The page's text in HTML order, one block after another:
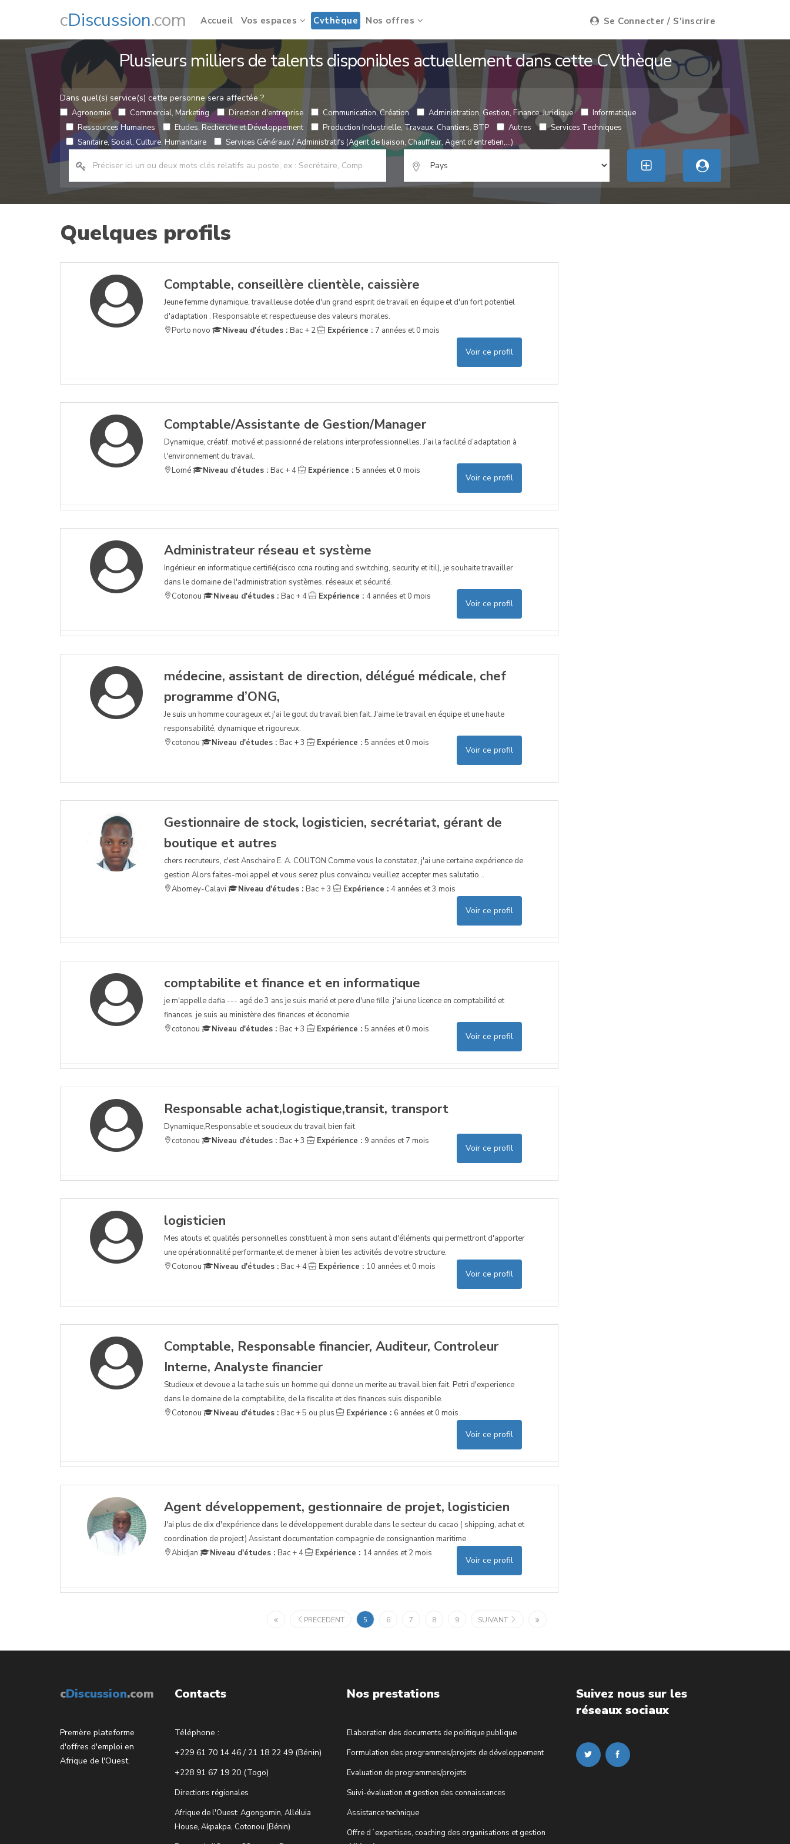
cDiscussion.com Accueil Vos espaces Cvthèque Nos offres Se Connecter / S'inscrire
Plusieurs milliers de talents disponibles actuellement dans cette CVthèque
Dans quel(s) service(s) cette personne sera affectée ?
Agronomie Commercial, Marketing Direction d'entreprise Communication, Création Administration, Gestion, Finance, Juridique
Informatique
Ressources Humaines
Etudes, Recherche et Développement Production Industrielle, Travaux, Chantiers, BTP Autres
Services Techniques
Sanitaire, Social, Culture, Humanitaire
Services Généraux / Administratifs (Agent de liaison, Chauffeur, Agent d'entretien,...)
Quelques profils
Comptable, conseillère clientèle, caissière
Jeune femme dynamique, travailleuse dotée d'un grand esprit de travail en équipe et d'un fort potentiel
d'adaptation . Responsable et respectueuse des valeurs morales.
Porto novo
Niveau d'études : Bac + 2 Expérience : 7 années et 0 mois
Voir ce profil
Comptable/Assistante de Gestion/Manager
Dynamique, créatif, motivé et passionné de relations interprofessionnelles. J’ai la facilité d’adaptation à
l'environnement du travail.
Lomé
Niveau d'études : Bac + 4 Expérience : 5 années et 0 mois
Voir ce profil
Administrateur réseau et système
Ingénieur en informatique certifié(cisco ccna routing and switching, security et itil), je souhaite travailler
dans le domaine de l'administration systèmes, réseaux et sécurité.
Cotonou
Niveau d'études : Bac + 4 Expérience : 4 années et 0 mois
Voir ce profil
médecine, assistant de direction, délégué médicale, chef
programme d’ONG,
Je suis un homme courageux et j'ai le gout du travail bien fait. J'aime le travail en équipe et une haute
responsabilité, dynamique et rigoureux.
cotonou
Niveau d'études : Bac + 3 Expérience : 5 années et 0 mois
Voir ce profil
Gestionnaire de stock, logisticien, secrétariat, gérant de
boutique et autres
chers recruteurs, c'est Anschaire E. A. COUTON Comme vous le constatez, j'ai une certaine expérience de
gestion Alors faites-moi appel et vous serez plus convaincu veuillez accepter mes salutatio...
Abomey-Calavi
Niveau d'études : Bac + 3 Expérience : 4 années et 3 mois
Voir ce profil
comptabilite et finance et en informatique
je m'appelle dafia --- agé de 3 ans je suis marié et pere d'une fille. j'ai une licence en comptabilité et
finances. je suis au ministère des finances et économie.
cotonou
Niveau d'études : Bac + 3 Expérience : 5 années et 0 mois
Voir ce profil
Responsable achat,logistique,transit, transport
Dynamique,Responsable et soucieux du travail bien fait
cotonou
Niveau d'études : Bac + 3 Expérience : 9 années et 7 mois
Voir ce profil
logisticien
Mes atouts et qualités personnelles constituent à mon sens autant d'éléments qui permettront d'apporter
une opérationnalité performante,et de mener à bien les activités de votre structure.
Cotonou
Niveau d'études : Bac + 4 Expérience : 10 années et 0 mois
Voir ce profil
Comptable, Responsable financier, Auditeur, Controleur
Interne, Analyste financier
Studieux et devoue a la tache suis un homme qui donne un merite au travail bien fait. Petri d'experience
dans le domaine de la comptabilite, de la fiscalite et des finances suis disponible.
Cotonou
Niveau d'études : Bac + 5 ou plus Expérience : 6 années et 0 mois
Voir ce profil
Agent développement, gestionnaire de projet, logisticien
J'ai plus de dix d'expérience dans le développement durable dans le secteur du cacao ( shipping, achat et
coordination de project) Assistant documentation compagnie de consignantion maritime
Abidjan
Niveau d'études : Bac + 4 Expérience : 14 années et 2 mois
Voir ce profil
PRECEDENT 5 6 7 8 9 SUIVANT
cDiscussion.com
Premère plateforme
d'offres d'emploi en
Afrique de l'Ouest.
Contacts
Téléphone :
+229 61 70 14 46 / 21 18 22 49 (Bénin)
+228 91 67 19 20 (Togo)
Directions régionales
Afrique de l'Ouest: Agongomin, Alléluia
House, Akpakpa, Cotonou (Bénin)
Nos prestations
Elaboration des documents de politique publique
Formulation des programmes/projets de développement
Evaluation de programmes/projets
Suivi-évaluation et gestion des connaissances
Assistance technique
Offre d´expertises, coaching des organisations et gestion
Suivez nous sur les
réseaux sociaux